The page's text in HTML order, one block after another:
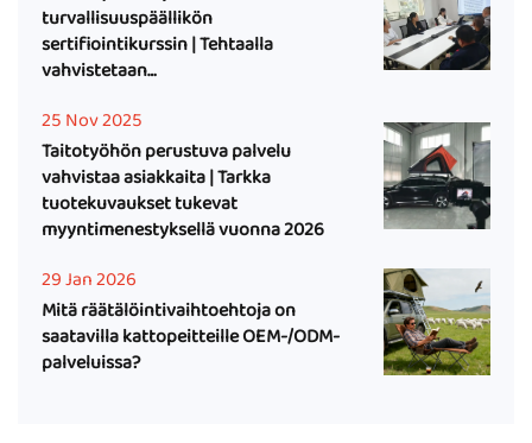
turvallisuuspäällikön
sertifiointikurssin | Tehtaalla
vahvistetaan
25 Nov 2025
Taitotyöhön perustuva palvelu
vahvistaa asiakkaita | Tarkka
tuotekuvaukset tukevat
myyntimenestyksellä vuonna 2026
29 Jan 2026
Mitä räätälöintivaihtoehtoja on
saatavilla kattopeitteille OEM-/ODM-
palveluissa?